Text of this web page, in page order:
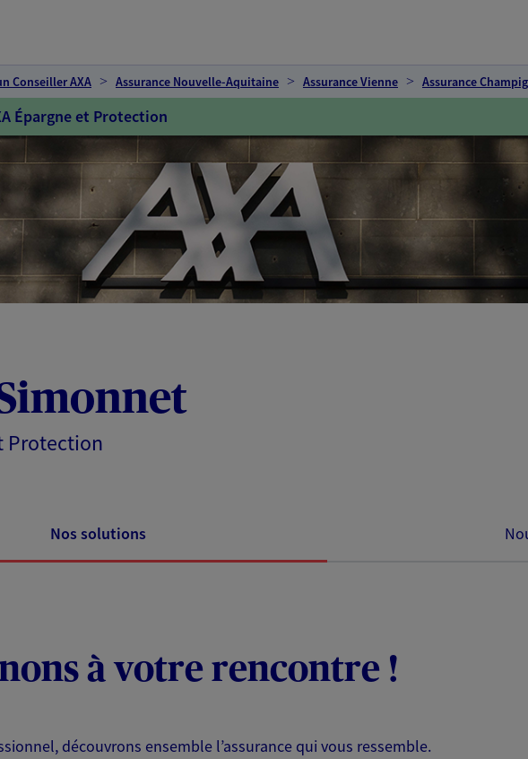
Conseiller AXA Assurance Nouvelle-Aquitaine Assurance Vienne Assurance
Épargne et Protection
Protection
Nos solutions
à votre rencontre !
découvrons ensemble l’assurance qui vous ressemble.